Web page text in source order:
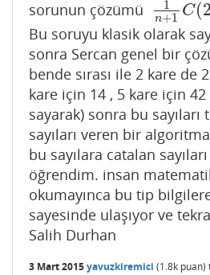
sorunun çözümü
1
n+1 C(2
1n+1C(2
Bu soruyu klasik olarak
sonra Sercan genel bir
bende sırası ile 2 kare de
kare için 14 , 5 kare için
sayarak) sonra bu sayıları
sayıları veren bir
bu sayılara catalan
öğrendim. insan
okumayınca bu tip
sayesinde ulaşıyor ve
Salih Durhan
3 Mart 2015yavuzkiremici (1.8k puan)